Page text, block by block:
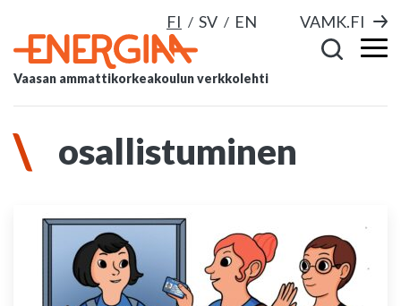
FI SV EN VAMK.FI
Vaasan ammattikorkeakoulun verkkolehti
osallistuminen